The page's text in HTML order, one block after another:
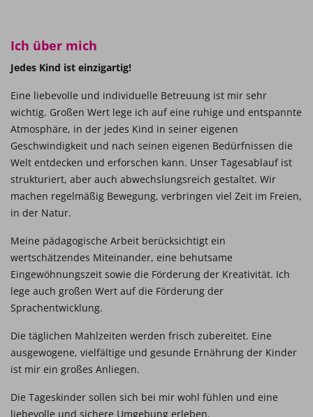
Ich über mich
Jedes Kind ist einzigartig!
Eine liebevolle und individuelle Betreuung ist mir sehr
wichtig. Großen Wert lege ich auf eine ruhige und entspannte
Atmosphäre, in der jedes Kind in seiner eigenen
Geschwindigkeit und nach seinen eigenen Bedürfnissen die
Welt entdecken und erforschen kann. Unser Tagesablauf ist
strukturiert, aber auch abwechslungsreich gestaltet. Wir
machen regelmäßig Bewegung, verbringen viel Zeit im Freien,
in der Natur.
Meine pädagogische Arbeit berücksichtigt ein
wertschätzendes Miteinander, eine behutsame
Eingewöhnungszeit sowie die Förderung der Kreativität. Ich
lege auch großen Wert auf die Förderung der
Sprachentwicklung.
Die täglichen Mahlzeiten werden frisch zubereitet. Eine
ausgewogene, vielfältige und gesunde Ernährung der Kinder
ist mir ein großes Anliegen.
Die Tageskinder sollen sich bei mir wohl fühlen und eine
liebevolle und sichere Umgebung erleben.